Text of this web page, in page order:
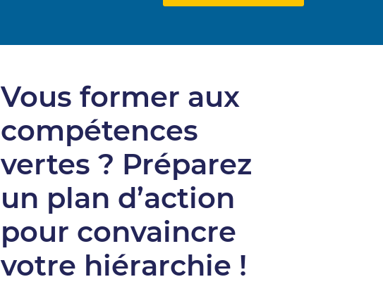
Vous former aux
compétences
vertes ? Préparez
un plan d’action
pour convaincre
votre hiérarchie !